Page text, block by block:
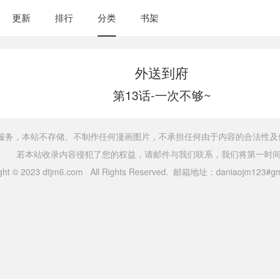
更新 排行 分类 书架
外送到府
第13话-一次不够~
务，本站不存储、不制作任何漫画图片，不承担任何由于内容的合法性及
若本站收录内容侵犯了您的权益，请邮件与我们联系，我们将第一时间
© 2023 dtjm6.com All Rights Reserved. 邮箱地址：